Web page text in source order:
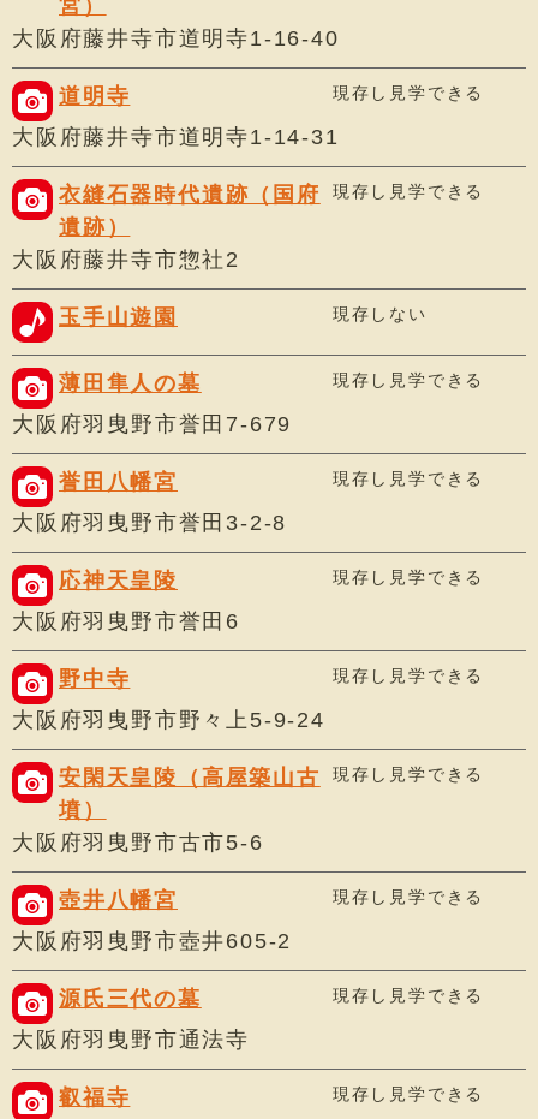
宮）
大阪府藤井寺市道明寺1-16-40
道明寺 現存し見学できる
大阪府藤井寺市道明寺1-14-31
衣縫石器時代遺跡（国府
遺跡）
現存し見学できる
大阪府藤井寺市惣社2
玉手山遊園 現存しない
薄田隼人の墓 現存し見学できる
大阪府羽曳野市誉田7-679
誉田八幡宮 現存し見学できる
大阪府羽曳野市誉田3-2-8
応神天皇陵 現存し見学できる
大阪府羽曳野市誉田6
野中寺 現存し見学できる
大阪府羽曳野市野々上5-9-24
安閑天皇陵（高屋築山古
墳）
現存し見学できる
大阪府羽曳野市古市5-6
壺井八幡宮 現存し見学できる
大阪府羽曳野市壺井605-2
源氏三代の墓 現存し見学できる
大阪府羽曳野市通法寺
叡福寺 現存し見学できる